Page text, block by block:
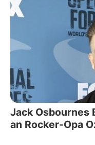
Jack Osbournes
an Rocker-Opa